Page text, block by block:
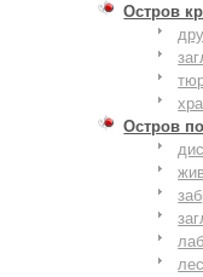
Остров
Остров